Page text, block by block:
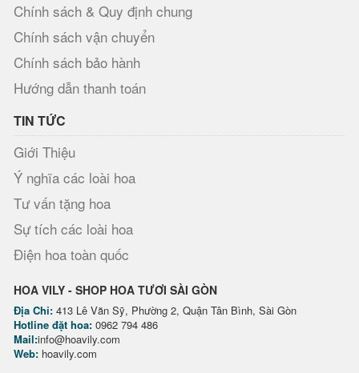
Chính sách & Quy định chung
Chính sách vận chuyển
Chính sách bảo hành
Hướng dẫn thanh toán
TIN TỨC
Giới Thiệu
Ý nghĩa các loài hoa
Tư vấn tặng hoa
Sự tích các loài hoa
Điện hoa toàn quốc
HOA VILY - SHOP HOA TƯƠI SÀI GÒN
Địa Chỉ: 413 Lê Văn Sỹ, Phường 2, Quận Tân Bình, Sài Gòn
Hotline đặt hoa: 0962 794 486
Mail:info@hoavily.com
Web: hoavily.com